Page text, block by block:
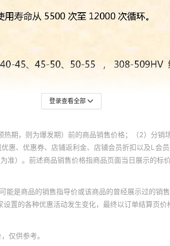
登录查看全部
期，则为爆发期）前的商品销售价格；（2）分
惠、优惠券、店铺返利金、店铺会员折扣以及L会
）。前述商品销售价格指商品页面当日展示的
是商品的销售指导价或该商品的曾经展示过的销
置的各种优惠活动发生变化，最终以订单结算页价
仅供参考。